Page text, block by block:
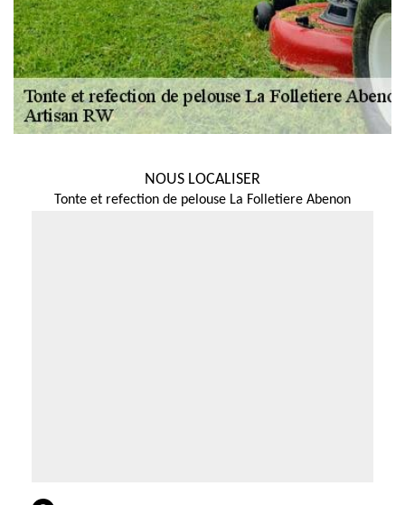
NOUS LOCALISER
Tonte et refection de pelouse La Folletiere Abenon